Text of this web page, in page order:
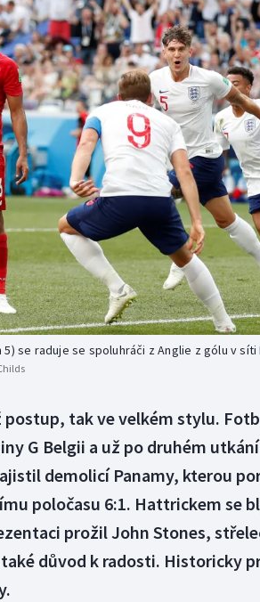
Curling
Dostihy
Florbal
Futsal
Golf
Gymnastika
se raduje se spoluhráči z Anglie z gólu v síti
postup, tak ve velkém stylu.
G Belgii a už po druhém
demolicí Panamy, kterou
poločasu 6:1. Hattrickem se
prožil John Stones,
důvod k radosti. Historicky